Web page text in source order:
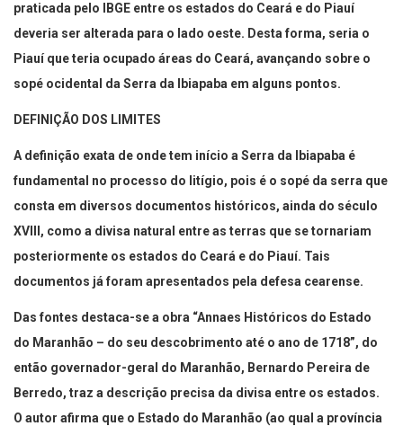
praticada pelo IBGE entre os estados do Ceará e do Piauí
deveria ser alterada para o lado oeste. Desta forma, seria o
Piauí que teria ocupado áreas do Ceará, avançando sobre o
sopé ocidental da Serra da Ibiapaba em alguns pontos.
DEFINIÇÃO DOS LIMITES
A definição exata de onde tem início a Serra da Ibiapaba é
fundamental no processo do litígio, pois é o sopé da serra que
consta em diversos documentos históricos, ainda do século
XVIII, como a divisa natural entre as terras que se tornariam
posteriormente os estados do Ceará e do Piauí. Tais
documentos já foram apresentados pela defesa cearense.
Das fontes destaca-se a obra “Annaes Históricos do Estado
do Maranhão – do seu descobrimento até o ano de 1718”, do
então governador-geral do Maranhão, Bernardo Pereira de
Berredo, traz a descrição precisa da divisa entre os estados.
O autor afirma que o Estado do Maranhão (ao qual a província